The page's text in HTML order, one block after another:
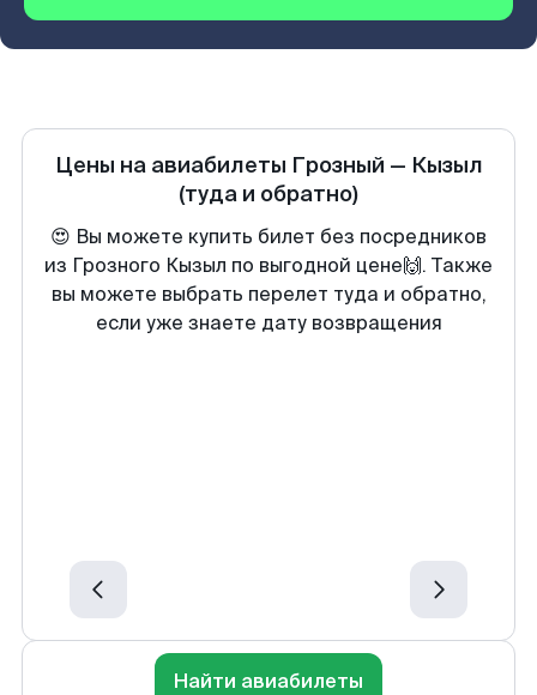
Цены на авиабилеты Грозный — Кызыл
(туда и обратно)
😍 Вы можете купить билет без посредников
из Грозного Кызыл по выгодной цене🙌. Также
вы можете выбрать перелет туда и обратно,
если уже знаете дату возвращения
Найти авиабилеты